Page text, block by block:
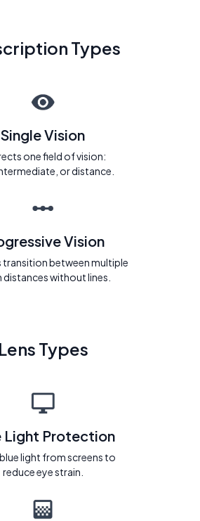
Types
Single Vision
one field of vision:
or distance.
Vision
transition between multiple
distances without lines.
Lens Types
Light Protection
light from screens to
reduce eye strain.